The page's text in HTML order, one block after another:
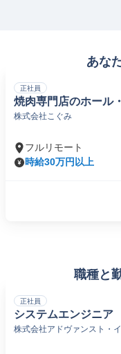
あな
正社員
焼肉専門店のホール
株式会社こぐみ
フルリモート
時給30万円以上
職種と
正社員
システムエンジニア
株式会社アドヴァンスト・